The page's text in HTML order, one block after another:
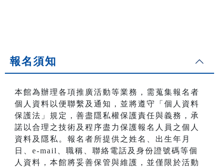
報名須知
本館為辦理各項推廣活動等業務，需蒐集報名者
個人資料以便聯繫及通知，並將遵守「個人資料
保護法」規定，善盡隱私權保護責任與義務，承
諾以合理之技術及程序盡力保護報名人員之個人
資料及隱私。報名者所提供之姓名、出生年月
日、e-mail、職稱、聯絡電話及身份證號碼等個
人資料，本館將妥善保管與維護，並僅限於活動